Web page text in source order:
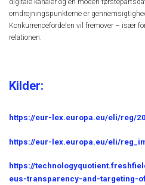
omdrejningspunkterne er
Konkurrencefordelen vil fremover – især
relationen.
Kilder:
https://eur-lex.europa.eu/eli/reg/
https://eur-lex.europa.eu/eli/
https://
eus-transparency-and-targeting-